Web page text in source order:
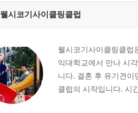
웰시코기사이클링클럽
웰시코기사이클링클럽
익대학교에서 만나 시
니다. 결혼 후 유기견
클럽의 시작입니다. 시